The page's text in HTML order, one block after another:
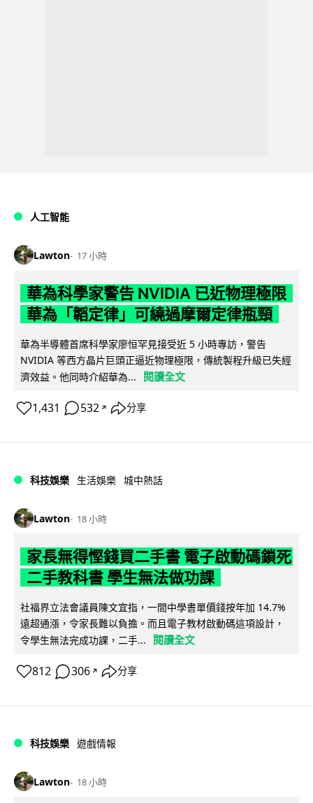
人工智能
Lawton 17 小時
華為科學家警告 NVIDIA 已近物理極限
華為「韜定律」可繞過摩爾定律瓶頸
華為半導體首席科學家廖恒罕見接受近 5 小時專訪，警告
NVIDIA 等西方晶片巨頭正逼近物理極限，傳統製程升級已失經
濟效益。他同時介紹華為...
閱讀全文
1,431 532 ↗ 分享
科技娛樂 生活娛樂 城中熱話
Lawton 18 小時
家長無得慳錢買二手書 電子啟動碼鎖死
二手教科書 學生無法做功課
社福界立法會議員陳文宜指，一間中學書單價錢按年加 14.7%
遠超通漲，令家長難以負擔。而且電子教材啟動碼這項設計，
令學生無法完成功課，二手...
閱讀全文
812 306 ↗ 分享
科技娛樂 遊戲情報
Lawton 18 小時